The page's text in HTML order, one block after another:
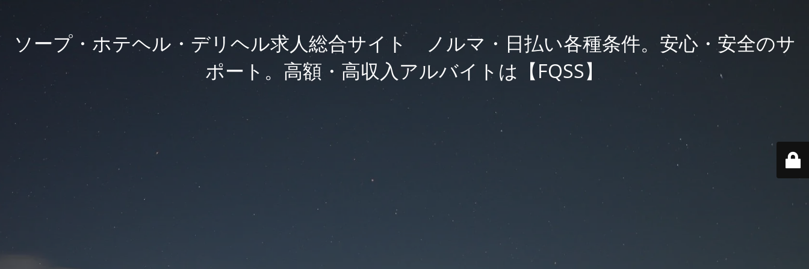
ソープ・ホテヘル・デリヘル求人総合サイト ノルマ・日払い各種条件。安心・安全のサ
ポート。高額・高収入アルバイトは【FQSS】